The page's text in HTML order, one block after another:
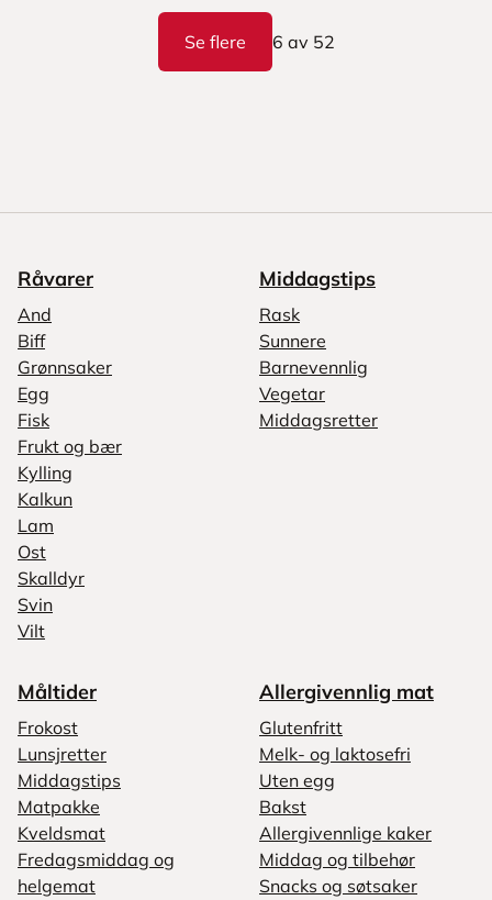
Se flere 6 av 52
Råvarer
And
Biff
Grønnsaker
Egg
Fisk
Frukt og bær
Kylling
Kalkun
Lam
Ost
Skalldyr
Svin
Vilt
Middagstips
Rask
Sunnere
Barnevennlig
Vegetar
Middagsretter
Måltider
Frokost
Lunsjretter
Middagstips
Matpakke
Kveldsmat
Fredagsmiddag og
helgemat
Allergivennlig mat
Glutenfritt
Melk- og laktosefri
Uten egg
Bakst
Allergivennlige kaker
Middag og tilbehør
Snacks og søtsaker